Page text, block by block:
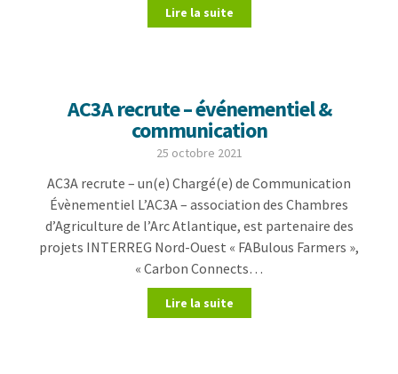
Lire la suite
AC3A recrute – événementiel &
communication
25 octobre 2021
AC3A recrute – un(e) Chargé(e) de Communication
Évènementiel L’AC3A – association des Chambres
d’Agriculture de l’Arc Atlantique, est partenaire des
projets INTERREG Nord-Ouest « FABulous Farmers »,
« Carbon Connects…
Lire la suite